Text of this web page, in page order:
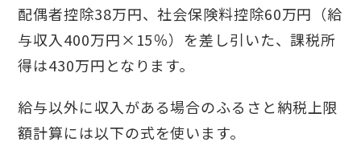
配偶者控除38万円、社会保険料控除60万円（給
与収入400万円×15％）を差し引いた、課税所
得は430万円となります。
給与以外に収入がある場合のふるさと納税上限
額計算には以下の式を使います。